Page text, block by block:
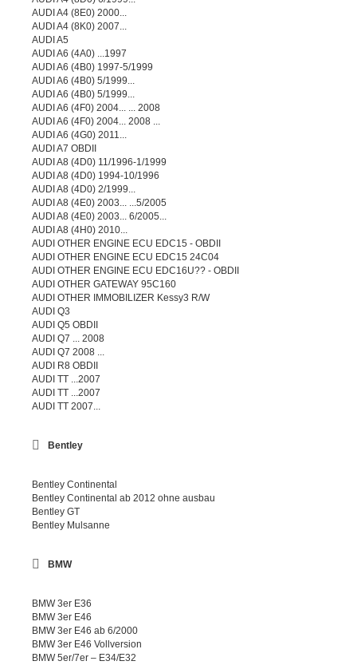
AUDI A4 (8E0) 2000...
AUDI A4 (8K0) 2007...
AUDI A5
AUDI A6 (4A0) ...1997
AUDI A6 (4B0) 1997-5/1999
AUDI A6 (4B0) 5/1999...
AUDI A6 (4B0) 5/1999...
AUDI A6 (4F0) 2004... ... 2008
AUDI A6 (4F0) 2004... 2008 ...
AUDI A6 (4G0) 2011...
AUDI A7 OBDII
AUDI A8 (4D0) 11/1996-1/1999
AUDI A8 (4D0) 1994-10/1996
AUDI A8 (4D0) 2/1999...
AUDI A8 (4E0) 2003... ...5/2005
AUDI A8 (4E0) 2003... 6/2005...
AUDI A8 (4H0) 2010...
AUDI OTHER ENGINE ECU EDC15 - OBDII
AUDI OTHER ENGINE ECU EDC15 24C04
AUDI OTHER ENGINE ECU EDC16U?? - OBDII
AUDI OTHER GATEWAY 95C160
AUDI OTHER IMMOBILIZER Kessy3 R/W
AUDI Q3
AUDI Q5 OBDII
AUDI Q7 ... 2008
AUDI Q7 2008 ...
AUDI R8 OBDII
AUDI TT ...2007
AUDI TT ...2007
AUDI TT 2007...
Bentley
Bentley Continental
Bentley Continental ab 2012 ohne ausbau
Bentley GT
Bentley Mulsanne
BMW
BMW 3er E36
BMW 3er E46
BMW 3er E46 ab 6/2000
BMW 3er E46 Vollversion
BMW 5er/7er – E34/E32